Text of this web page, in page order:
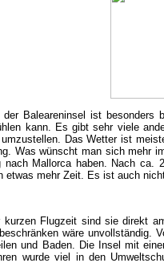
der Baleareninsel ist
kann. Es gibt sehr viele
Das Wetter ist
Was wünscht man sich mehr
nach Mallorca haben. Nach
etwas mehr Zeit. Es ist auch
kurzen Flugzeit sind sie direkt
wäre unvollständig.
und Baden. Die Insel mit
wurde viel in den